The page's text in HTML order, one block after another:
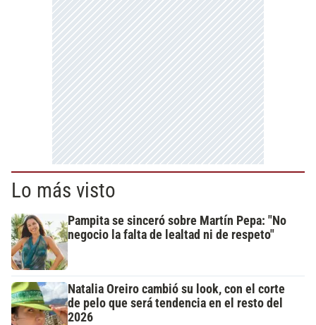
Lo más visto
Pampita se sinceró sobre Martín Pepa: "No
negocio la falta de lealtad ni de respeto"
Natalia Oreiro cambió su look, con el corte
de pelo que será tendencia en el resto del
2026